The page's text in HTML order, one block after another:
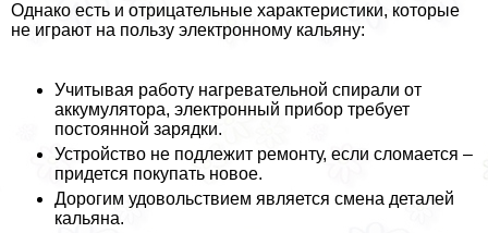
Однако есть и отрицательные хаpaктеристики, которые
не играют на пользу электронному кальяну:
Учитывая работу нагревательной спирали от
аккумулятора, электронный прибор требует
постоянной зарядки.
Устройство не подлежит ремонту, если сломается –
придется покупать новое.
Дорогим удовольствием является смена деталей
кальяна.